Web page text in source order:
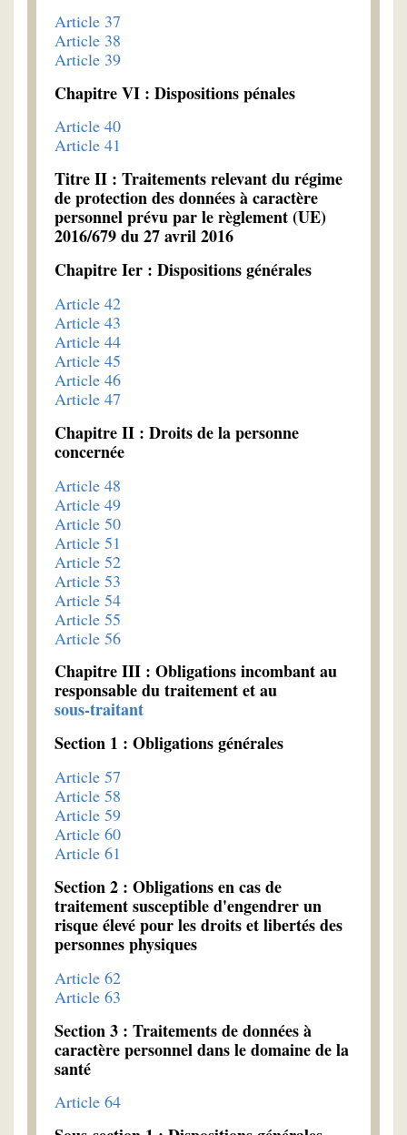
Article 37
Article 38
Article 39
Chapitre VI : Dispositions pénales
Article 40
Article 41
Titre II : Traitements relevant du régime
de protection des données à caractère
personnel prévu par le règlement (UE)
2016/679 du 27 avril 2016
Chapitre Ier : Dispositions générales
Article 42
Article 43
Article 44
Article 45
Article 46
Article 47
Chapitre II : Droits de la personne
concernée
Article 48
Article 49
Article 50
Article 51
Article 52
Article 53
Article 54
Article 55
Article 56
Chapitre III : Obligations incombant au
responsable du traitement et au
sous-traitant
Section 1 : Obligations générales
Article 57
Article 58
Article 59
Article 60
Article 61
Section 2 : Obligations en cas de
traitement susceptible d'engendrer un
risque élevé pour les droits et libertés des
personnes physiques
Article 62
Article 63
Section 3 : Traitements de données à
caractère personnel dans le domaine de la
santé
Article 64